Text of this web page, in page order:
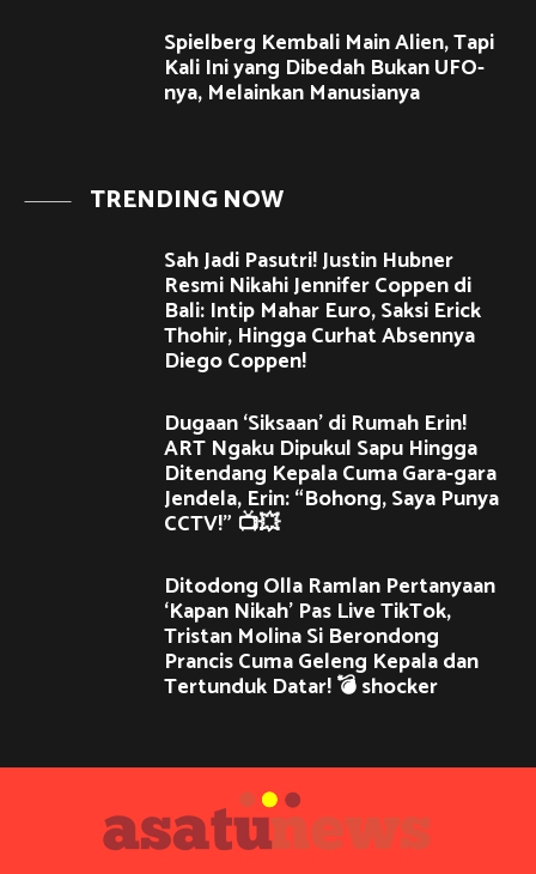
Spielberg Kembali Main Alien, Tapi
Kali Ini yang Dibedah Bukan UFO-
nya, Melainkan Manusianya
TRENDING NOW
Sah Jadi Pasutri! Justin Hubner
Resmi Nikahi Jennifer Coppen di
Bali: Intip Mahar Euro, Saksi Erick
Thohir, Hingga Curhat Absennya
Diego Coppen!
Dugaan ‘Siksaan’ di Rumah Erin!
ART Ngaku Dipukul Sapu Hingga
Ditendang Kepala Cuma Gara-gara
Jendela, Erin: “Bohong, Saya Punya
CCTV!” 📺💥
Ditodong Olla Ramlan Pertanyaan
‘Kapan Nikah’ Pas Live TikTok,
Tristan Molina Si Berondong
Prancis Cuma Geleng Kepala dan
Tertunduk Datar! 💣 shocker